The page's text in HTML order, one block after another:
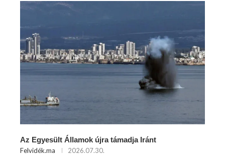
Az Egyesült Államok újra támadja Iránt
Felvidék.ma 2026.07.30.